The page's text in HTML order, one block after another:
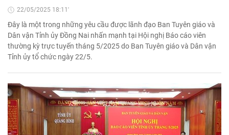
22/05/2025 18:11'
Đây là một trong những yêu cầu được lãnh đạo Ban Tuyên giáo và
Dân vận Tỉnh ủy Đồng Nai nhấn mạnh tại Hội nghị Báo cáo viên
thường kỳ trực tuyến tháng 5/2025 do Ban Tuyên giáo và Dân vận
Tỉnh ủy tổ chức ngày 22/5.